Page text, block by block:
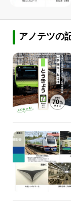
アノテツの